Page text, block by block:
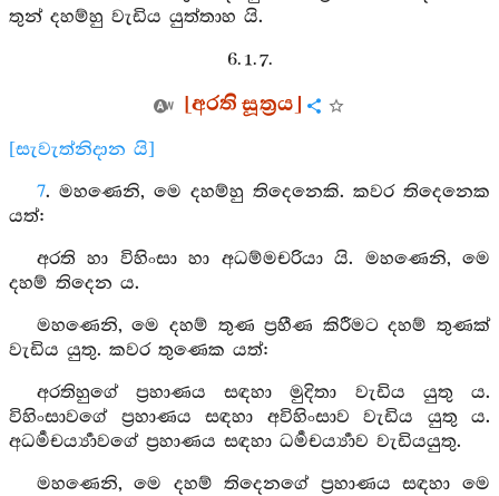
තුන් දහම්හු වැඩිය යුත්තාහ යි.
6. 1. 7.
[අරති සූත්‍රය]
[සැවැත්නිදාන යි]
7. මහණෙනි, මෙ දහම්හු තිදෙනෙකි. කවර තිදෙනෙක
යත්:
අරති හා විහිංසා හා අධම්මචරියා යි. මහණෙනි, මෙ
දහම් තිදෙන ය.
මහණෙනි, මෙ දහම් තුණ ප්‍රහීණ කිරීමට දහම් තුණක්
වැඩිය යුතු. කවර තුණෙක යත්:
අරතිහුගේ ප්‍රහාණය සඳහා මුදිතා වැඩිය යුතු ය.
විහිංසාවගේ ප්‍රහාණය සඳහා අවිහිංසාව වැඩිය යුතු ය.
අධර්‍මචර්‍ය්‍යාවගේ ප්‍රහාණය සඳහා ධර්‍මචර්‍ය්‍යාව වැඩියයුතු.
මහණෙනි, මෙ දහම් තිදෙනගේ ප්‍රහාණය සඳහා මෙ